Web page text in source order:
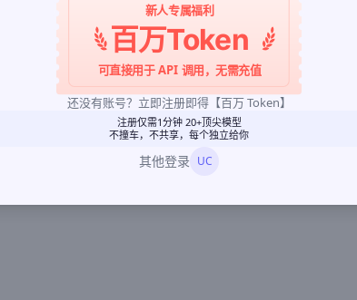
新人专属福利
百万Token
可直接用于 API 调用，无需充值
还没有账号？立即注册即得【百万 Token】
注册仅需1分钟 20+顶尖模型
不撞车，不共享，每个独立给你
其他登录 UC